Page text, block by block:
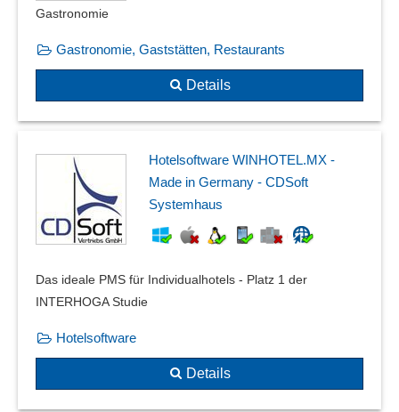
Gastronomie
Gastronomie, Gaststätten, Restaurants
Details
Hotelsoftware WINHOTEL.MX -
Made in Germany - CDSoft
Systemhaus
Das ideale PMS für Individualhotels - Platz 1 der
INTERHOGA Studie
Hotelsoftware
Details